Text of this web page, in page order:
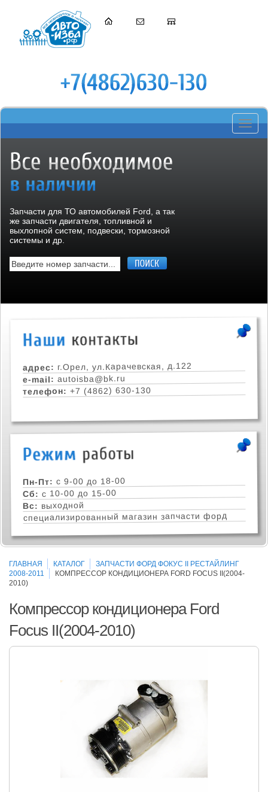
Toggle
Запчасти для ТО автомобилей Ford, а так
же запчасти двигателя, топливной и
выхлопной систем, подвески, тормозной
системы и др.
адрес: г.Орел, ул.Карачевская, д.122
e-mail: autoisba@bk.ru
телефон: +7 (4862) 630-130
Пн-Пт: с 9-00 до 18-00
Сб: с 10-00 до 15-00
Вс: выходной
специализированный магазин запчасти форд
ГЛАВНАЯ КАТАЛОГ
ЗАПЧАСТИ ФОРД ФОКУС II РЕСТАЙЛИНГ
2008-2011
КОМПРЕССОР КОНДИЦИОНЕРА FORD FOCUS II(2004-
2010)
Компрессор кондиционера Ford
Focus II(2004-2010)